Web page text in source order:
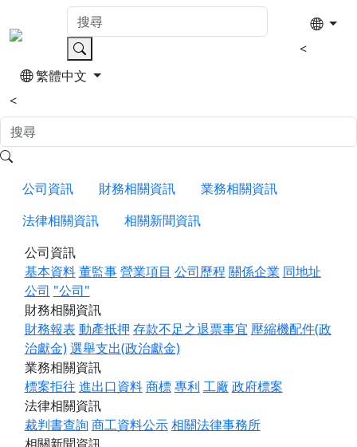
<
繁體中文
<
公司資訊 財務相關資訊
業務相關資訊
法律相關資訊
相關新聞資訊
公司資訊
基本資料董監事營業項目 公司歷程 關係企業 同地址
公司 "公司"
財務相關資訊
財務報表 動產抵押 存款不足之退票事宜 壓縮機配件(政
治獻金)選舉支出(政治獻金)
業務相關資訊
標案拒往 進出口資料商標專利 工廠 政府標案
法律相關資訊
裁判書查詢 商工資料公示相關法律事務所